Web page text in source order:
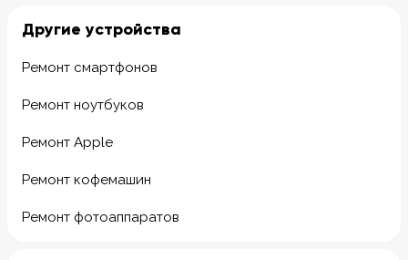
Другие устройства
Ремонт смартфонов
Ремонт ноутбуков
Ремонт Apple
Ремонт кофемашин
Ремонт фотоаппаратов